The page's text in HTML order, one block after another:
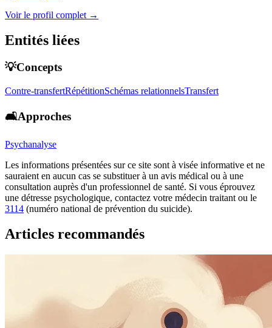
Voir le profil complet →
Entités liées
💡Concepts
Contre-transfertRépétitionSchémas relationnelsTransfert
🛋️Approches
Psychanalyse
Les informations présentées sur ce site sont à visée informative et ne
sauraient en aucun cas se substituer à un avis médical ou à une
consultation auprès d'un professionnel de santé. Si vous éprouvez
une détresse psychologique, contactez votre médecin traitant ou le
3114 (numéro national de prévention du suicide).
Articles recommandés